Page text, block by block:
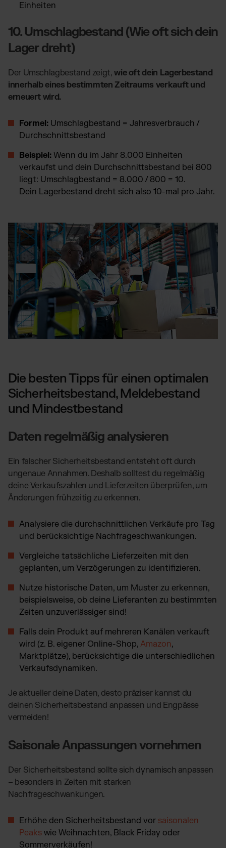
Einheiten
10. Umschlagbestand (Wie oft sich dein
Lager dreht)
Der Umschlagbestand zeigt, wie oft dein Lagerbestand
innerhalb eines bestimmten Zeitraums verkauft und
erneuert wird.
Formel: Umschlagbestand = Jahresverbrauch /
Durchschnittsbestand
Beispiel: Wenn du im Jahr 8.000 Einheiten
verkaufst und dein Durchschnittsbestand bei 800
liegt: Umschlagbestand = 8.000 / 800 = 10.
Dein Lagerbestand dreht sich also 10-mal pro Jahr.
Die besten Tipps für einen optimalen
Sicherheitsbestand, Meldebestand
und Mindestbestand
Daten regelmäßig analysieren
Ein falscher Sicherheitsbestand entsteht oft durch
ungenaue Annahmen. Deshalb solltest du regelmäßig
deine Verkaufszahlen und Lieferzeiten überprüfen, um
Änderungen frühzeitig zu erkennen.
Analysiere die durchschnittlichen Verkäufe pro Tag
und berücksichtige Nachfrageschwankungen.
Vergleiche tatsächliche Lieferzeiten mit den
geplanten, um Verzögerungen zu identifizieren.
Nutze historische Daten, um Muster zu erkennen,
beispielsweise, ob deine Lieferanten zu bestimmten
Zeiten unzuverlässiger sind!
Falls dein Produkt auf mehreren Kanälen verkauft
wird (z. B. eigener Online-Shop, Amazon,
Marktplätze), berücksichtige die unterschiedlichen
Verkaufsdynamiken.
Je aktueller deine Daten, desto präziser kannst du
deinen Sicherheitsbestand anpassen und Engpässe
vermeiden!
Saisonale Anpassungen vornehmen
Der Sicherheitsbestand sollte sich dynamisch anpassen
– besonders in Zeiten mit starken
Nachfrageschwankungen.
Erhöhe den Sicherheitsbestand vor saisonalen
Peaks wie Weihnachten, Black Friday oder
Sommerverkäufen!